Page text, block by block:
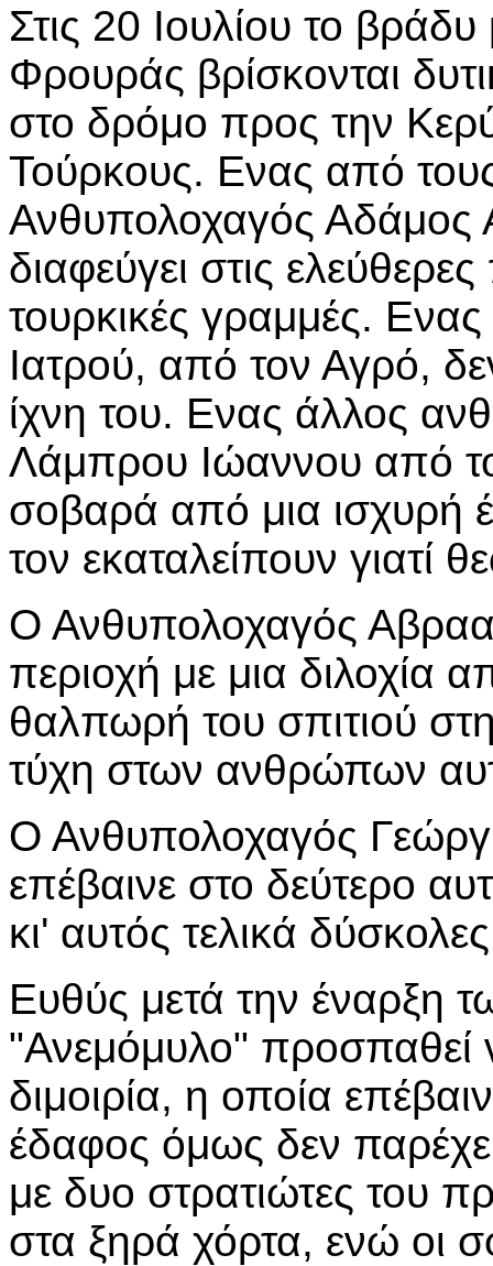
Στις 20 Ιουλίου το
Φρουράς βρίσκονται
στο δρόμο προς την
Τούρκους. Ενας από
Ανθυπολοχαγός
διαφεύγει στις
τουρκικές γραμμές.
Ιατρού, από τον Αγρό,
ίχνη του. Ενας άλλος
Λάμπρου Ιώαννου από
σοβαρά από μια ισχυρή
τον εκαταλείπουν γιατί
Ο Ανθυπολοχαγός
περιοχή με μια διλοχία
θαλπωρή του σπιτιού
τύχη στων ανθρώπων
Ο Ανθυπολοχαγός
επέβαινε στο δεύτερο
κι' αυτός τελικά
Ευθύς μετά την έναρξη
"Ανεμόμυλο" προσπαθεί
διμοιρία, η οποία
έδαφος όμως δεν
με δυο στρατιώτες του
στα ξηρά χόρτα, ενώ οι